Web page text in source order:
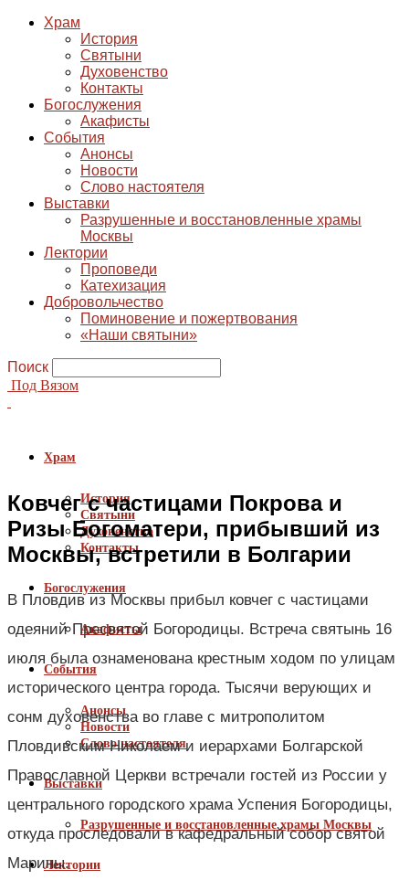
Храм
История
Святыни
Духовенство
Контакты
Богослужения
Акафисты
События
Анонсы
Новости
Слово настоятеля
Выставки
Разрушенные и восстановленные храмы
Москвы
Лектории
Проповеди
Катехизация
Добровольчество
Поминовение и пожертвования
«Наши святыни»
Поиск
Под Вязом
Храм
История
Святыни
Духовенство
Контакты
Богослужения
Акафисты
События
Анонсы
Новости
Слово настоятеля
Выставки
Разрушенные и восстановленные храмы Москвы
Лектории
Ковчег с частицами Покрова и
Ризы Богоматери, прибывший из
Москвы, встретили в Болгарии
В Пловдив из Москвы прибыл ковчег с частицами
одеяний Пресвятой Богородицы. Встреча святынь 16
июля была ознаменована крестным ходом по улицам
исторического центра города. Тысячи верующих и
сонм духовенства во главе с митрополитом
Пловдивским Николаем и иерархами Болгарской
Православной Церкви встречали гостей из России у
центрального городского храма Успения Богородицы,
откуда проследовали в кафедральный собор святой
Марины.